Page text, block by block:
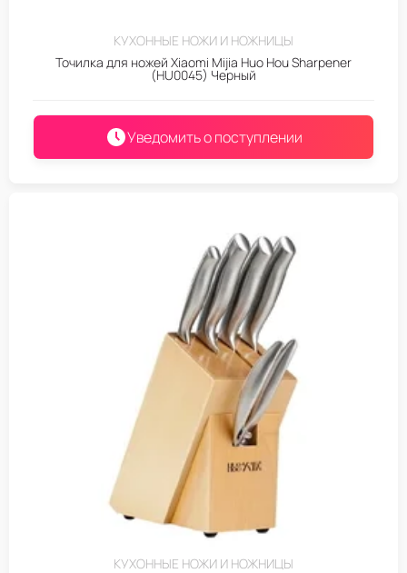
КУХОННЫЕ НОЖИ И НОЖНИЦЫ
Точилка для ножей Xiaomi Mijia Huo Hou Sharpener
(HU0045) Черный
Уведомить о поступлении
КУХОННЫЕ НОЖИ И НОЖНИЦЫ